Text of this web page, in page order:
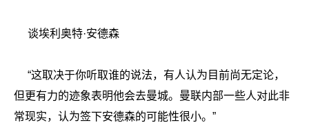
谈埃利奥特·安德森
“这取决于你听取谁的说法，有人认为目前尚无定论，
但更有力的迹象表明他会去曼城。曼联内部一些人对此非
常现实，认为签下安德森的可能性很小。”